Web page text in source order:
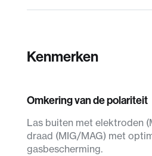
Kenmerken
Omkering van de polariteit
Las buiten met elektroden
draad (MIG/MAG) met
gasbescherming.